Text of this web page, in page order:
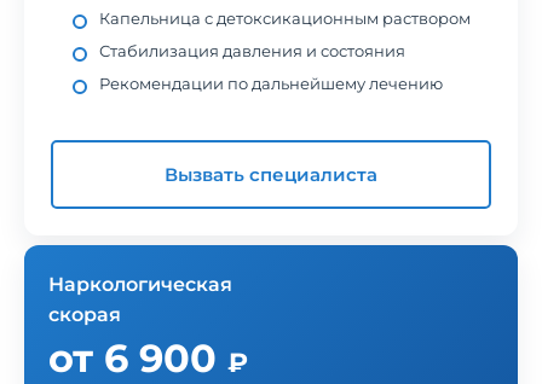
Капельница с детоксикационным раствором
Стабилизация давления и состояния
Рекомендации по дальнейшему лечению
Вызвать специалиста
Наркологическая
скорая
от 6 900 ₽